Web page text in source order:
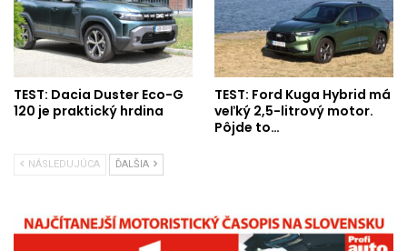
TEST: Dacia Duster Eco-G
120 je praktický hrdina
TEST: Ford Kuga Hybrid má
veľký 2,5-litrový motor.
Pôjde to…
NÁSLEDUJÚCA ĎALŠIA